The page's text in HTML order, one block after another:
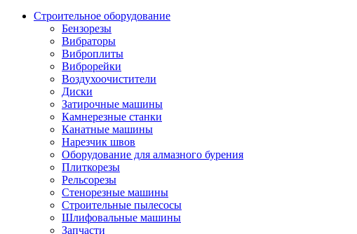
Строительное оборудование
Бензорезы
Вибраторы
Виброплиты
Виброрейки
Воздухоочистители
Диски
Затирочные машины
Камнерезные станки
Канатные машины
Нарезчик швов
Оборудование для алмазного бурения
Плиткорезы
Рельсорезы
Стенорезные машины
Строительные пылесосы
Шлифовальные машины
Запчасти